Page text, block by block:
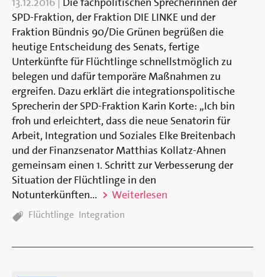
SPD-Fraktion, der Fraktion DIE LINKE und der
Fraktion Bündnis 90/Die Grünen begrüßen die
heutige Entscheidung des Senats, fertige
Unterkünfte für Flüchtlinge schnellstmöglich zu
belegen und dafür temporäre Maßnahmen zu
ergreifen. Dazu erklärt die integrationspolitische
Sprecherin der SPD-Fraktion Karin Korte: „Ich bin
froh und erleichtert, dass die neue Senatorin für
Arbeit, Integration und Soziales Elke Breitenbach
und der Finanzsenator Matthias Kollatz-Ahnen
gemeinsam einen 1. Schritt zur Verbesserung der
Situation der Flüchtlinge in den
Notunterkünften...
Weiterlesen
TAGS:
Flüchtlinge Integration